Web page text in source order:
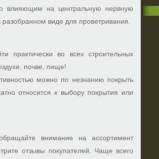
влияющим на центральную нервную
виде для проветривания.
во всех строительных
почве, пище!
можно по незнанию покрыть
относится к выбору покрытия или
внимание на ассортимент
отзывы покупателей. Чаще всего